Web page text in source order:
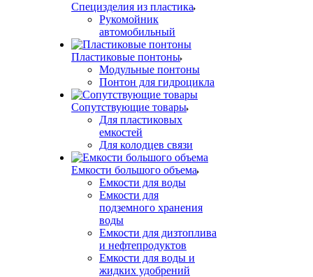
Специзделия из пластика
Рукомойник
автомобильный
Пластиковые понтоны
Модульные понтоны
Понтон для гидроцикла
Сопутствующие товары
Для пластиковых
емкостей
Для колодцев связи
Емкости большого объема
Емкости для воды
Емкости для
подземного хранения
воды
Емкости для дизтоплива
и нефтепродуктов
Емкости для воды и
жидких удобрений